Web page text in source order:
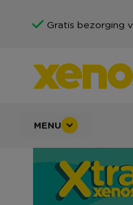
Gratis bezorging
MENU